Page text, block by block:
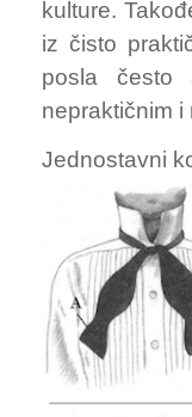
kulture.
iz čisto
posla često
nepraktičnim i
Jednostavni